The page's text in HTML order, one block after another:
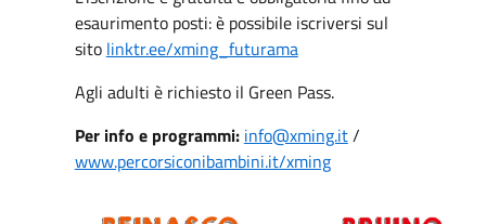
esaurimento posti: è possibile iscriversi sul
sito linktr.ee/xming_futurama
Agli adulti è richiesto il Green Pass.
Per info e programmi: info@xming.it/
www.percorsiconibambini.it/xming